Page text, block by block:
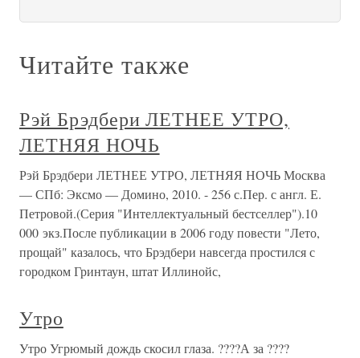
Читайте также
Рэй Брэдбери ЛЕТНЕЕ УТРО,
ЛЕТНЯЯ НОЧЬ
Рэй Брэдбери ЛЕТНЕЕ УТРО, ЛЕТНЯЯ НОЧЬ Москва
— СПб: Эксмо — Домино, 2010. - 256 с.Пер. с англ. Е.
Петровой.(Серия "Интеллектуальный бестселлер").10
000 экз.После публикации в 2006 году повести "Лето,
прощай" казалось, что Брэдбери навсегда простился с
городком Гринтаун, штат Иллинойс,
Утро
Утро Угрюмый дождь скосил глаза. ????А за ????